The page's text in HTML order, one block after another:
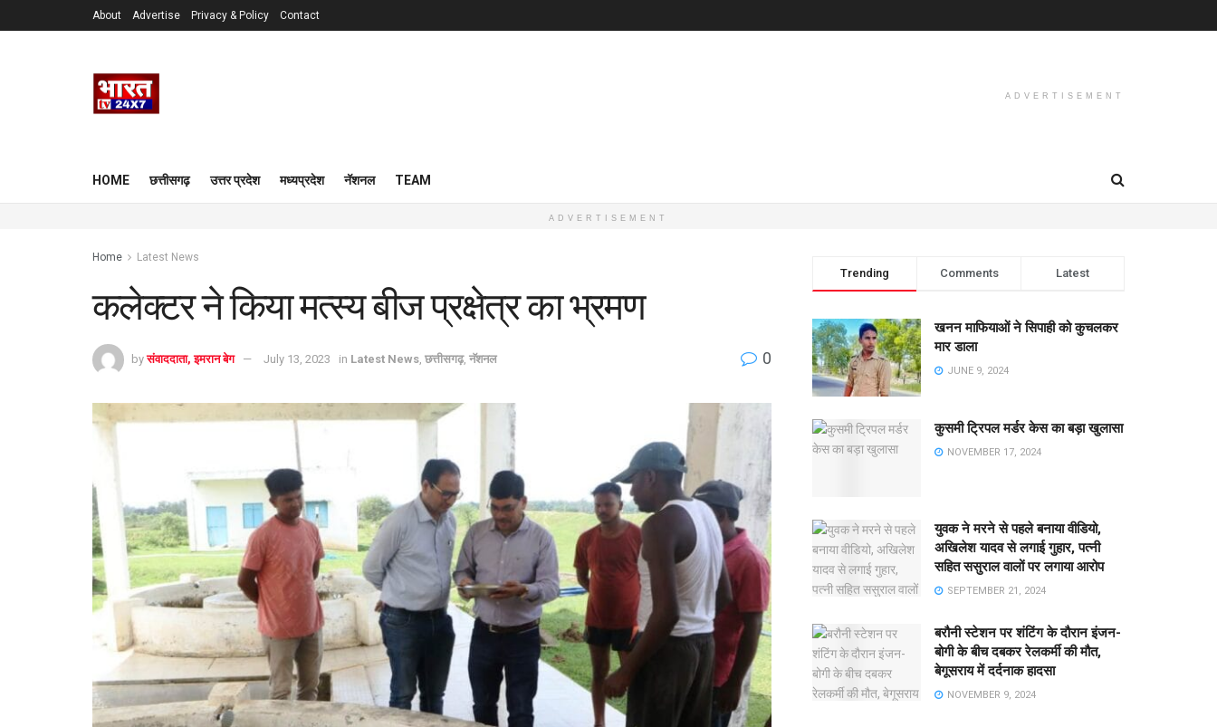
About Advertise Privacy & Policy Contact
ADVERTISEMENT
HOME छत्तीसगढ़ उत्तर प्रदेश मध्यप्रदेश नॅशनल TEAM
ADVERTISEMENT
Home Latest News
कलेक्टर ने किया मत्स्य बीज प्रक्षेत्र का भ्रमण
by संवाददाता, इमरान बेग July 13, 2023 in Latest News छत्तीसगढ़, नॅशनल 0
Trending Comments Latest
खनन माफियाओं ने सिपाही को कुचलकर
मार डाला
JUNE 9, 2024
कुसमी ट्रिपल मर्डर केस का बड़ा खुलासा
NOVEMBER 17, 2024
युवक ने मरने से पहले बनाया वीडियो,
अखिलेश यादव से लगाई गुहार, पत्नी
सहित ससुराल वालों पर लगाया आरोप
SEPTEMBER 21, 2024
बरौनी स्टेशन पर शंटिंग के दौरान इंजन-
बोगी के बीच दबकर रेलकर्मी की मौत,
बेगूसराय में दर्दनाक हादसा
NOVEMBER 9, 2024